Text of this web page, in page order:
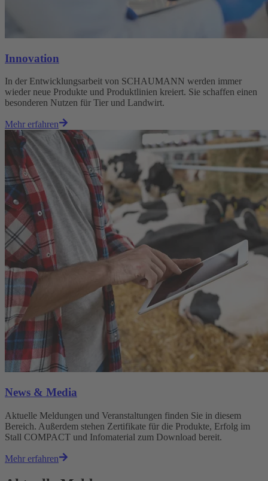
Innovation
In der Entwicklungsarbeit von SCHAUMANN werden immer
wieder neue Produkte und Produktlinien kreiert. Sie schaffen einen
besonderen Nutzen für Tier und Landwirt.
Mehr erfahren
News & Media
Aktuelle Meldungen und Veranstaltungen finden Sie in diesem
Bereich. Außerdem stehen Zertifikate für die Produkte, Erfolg im
Stall COMPACT und Infomaterial zum Download bereit.
Mehr erfahren